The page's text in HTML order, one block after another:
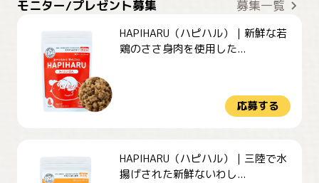
モニター/プレゼント募集 募集一覧
HAPIHARU（ハピハル）｜新鮮な若
鶏のささ身肉を使用した...
応募する
HAPIHARU（ハピハル）｜三陸で水
揚げされた新鮮ないわし...